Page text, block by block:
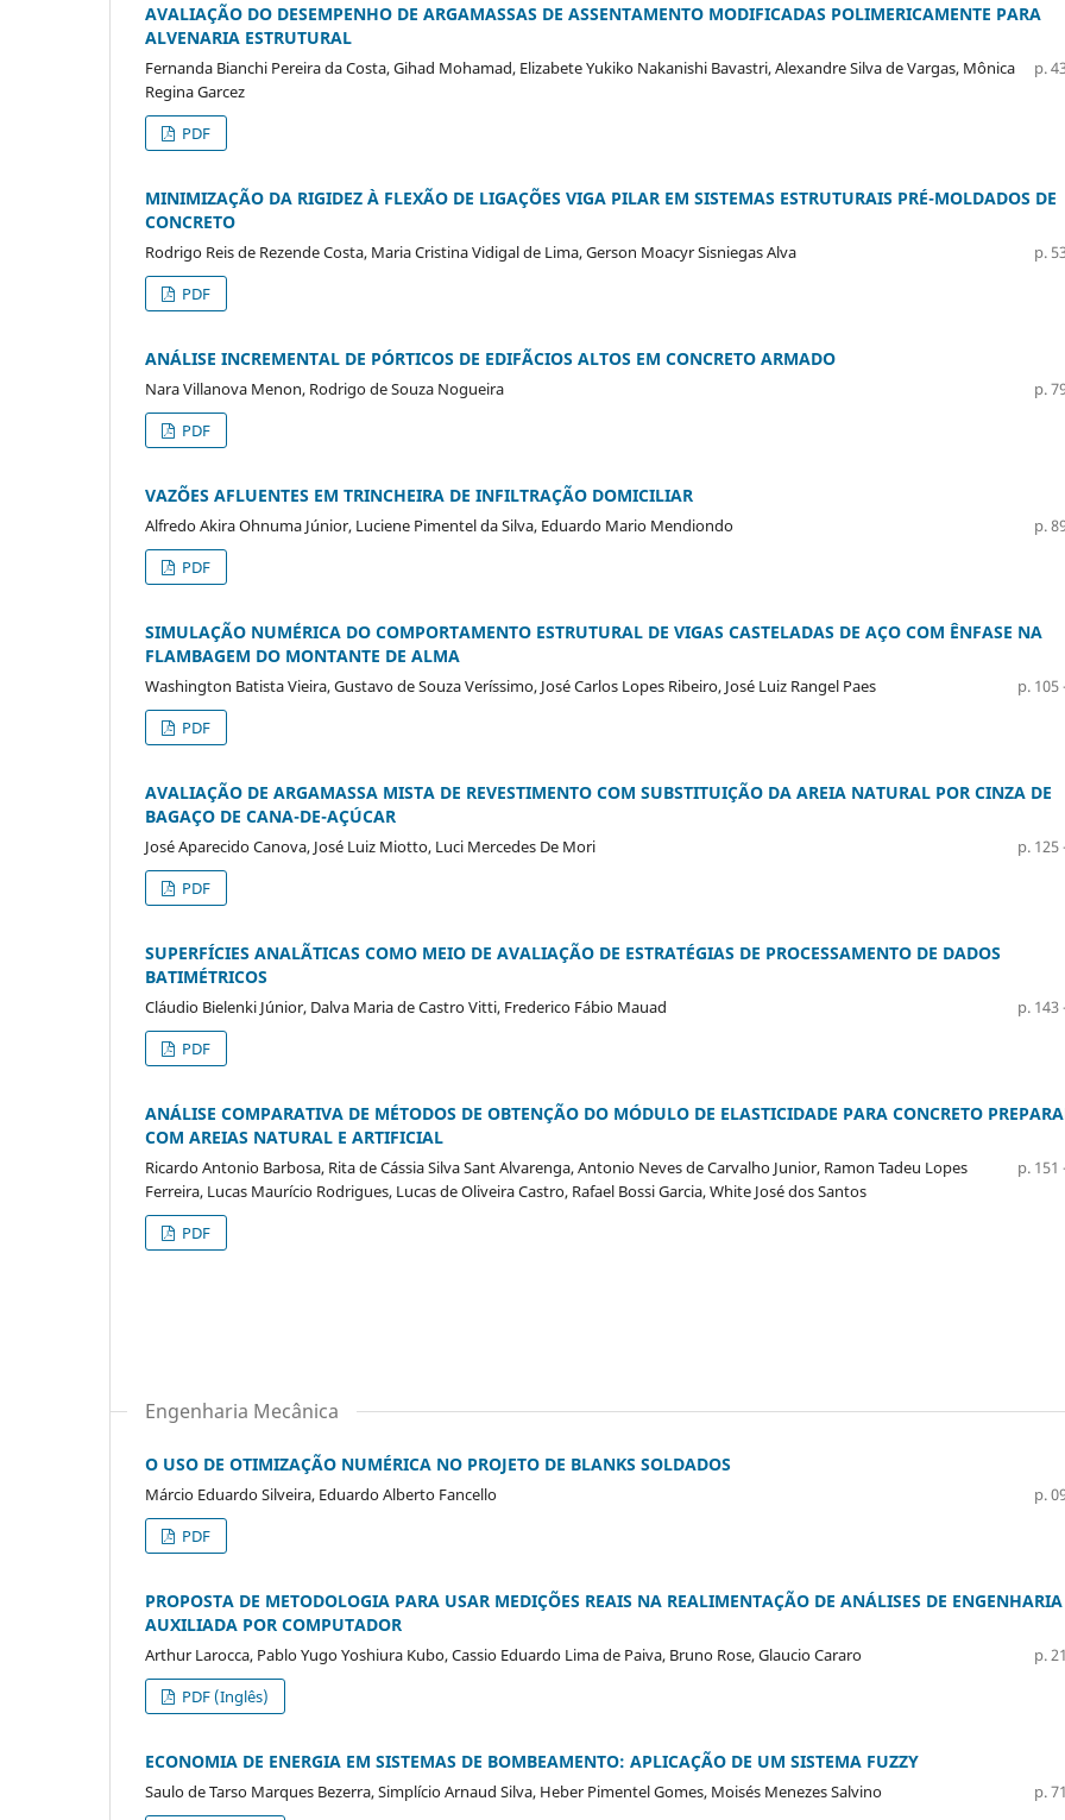
AVALIAÇÃO DO DESEMPENHO DE ARGAMASSAS DE ASSENTAMENTO MODIFICADAS POLIMERICAMENTE PARA
ALVENARIA ESTRUTURAL
Fernanda Bianchi Pereira da Costa, Gihad Mohamad, Elizabete Yukiko Nakanishi Bavastri, Alexandre Silva de Vargas, Mônica
Regina Garcez
p.
PDF
MINIMIZAÇÃO DA RIGIDEZ À FLEXÃO DE LIGAÇÕES VIGA PILAR EM SISTEMAS ESTRUTURAIS PRÉ-MOLDADOS DE
CONCRETO
Rodrigo Reis de Rezende Costa, Maria Cristina Vidigal de Lima, Gerson Moacyr Sisniegas Alva
p.
PDF
ANÁLISE INCREMENTAL DE PÓRTICOS DE EDIFÃCIOS ALTOS EM CONCRETO ARMADO
Nara Villanova Menon, Rodrigo de Souza Nogueira
p.
PDF
VAZÕES AFLUENTES EM TRINCHEIRA DE INFILTRAÇÃO DOMICILIAR
Alfredo Akira Ohnuma Júnior, Luciene Pimentel da Silva, Eduardo Mario Mendiondo
p.
PDF
SIMULAÇÃO NUMÉRICA DO COMPORTAMENTO ESTRUTURAL DE VIGAS CASTELADAS DE AÇO COM ÊNFASE NA
FLAMBAGEM DO MONTANTE DE ALMA
Washington Batista Vieira, Gustavo de Souza Veríssimo, José Carlos Lopes Ribeiro, José Luiz Rangel Paes
p. 105
PDF
AVALIAÇÃO DE ARGAMASSA MISTA DE REVESTIMENTO COM SUBSTITUIÇÃO DA AREIA NATURAL POR CINZA DE
BAGAÇO DE CANA-DE-AÇÚCAR
José Aparecido Canova, José Luiz Miotto, Luci Mercedes De Mori
p. 125
PDF
SUPERFÍCIES ANALÃTICAS COMO MEIO DE AVALIAÇÃO DE ESTRATÉGIAS DE PROCESSAMENTO DE DADOS
BATIMÉTRICOS
Cláudio Bielenki Júnior, Dalva Maria de Castro Vitti, Frederico Fábio Mauad
p. 143
PDF
ANÁLISE COMPARATIVA DE MÉTODOS DE OBTENÇÃO DO MÓDULO DE ELASTICIDADE PARA CONCRETO
COM AREIAS NATURAL E ARTIFICIAL
Ricardo Antonio Barbosa, Rita de Cássia Silva Sant Alvarenga, Antonio Neves de Carvalho Junior, Ramon Tadeu Lopes
Ferreira, Lucas Maurício Rodrigues, Lucas de Oliveira Castro, Rafael Bossi Garcia, White José dos Santos
p. 151
PDF
Engenharia Mecânica
O USO DE OTIMIZAÇÃO NUMÉRICA NO PROJETO DE BLANKS SOLDADOS
Márcio Eduardo Silveira, Eduardo Alberto Fancello
p.
PDF
PROPOSTA DE METODOLOGIA PARA USAR MEDIÇÕES REAIS NA REALIMENTAÇÃO DE ANÁLISES DE ENGENHARIA
AUXILIADA POR COMPUTADOR
Arthur Larocca, Pablo Yugo Yoshiura Kubo, Cassio Eduardo Lima de Paiva, Bruno Rose, Glaucio Cararo
p.
PDF (Inglês)
ECONOMIA DE ENERGIA EM SISTEMAS DE BOMBEAMENTO: APLICAÇÃO DE UM SISTEMA FUZZY
Saulo de Tarso Marques Bezerra, Simplício Arnaud Silva, Heber Pimentel Gomes, Moisés Menezes Salvino
p.